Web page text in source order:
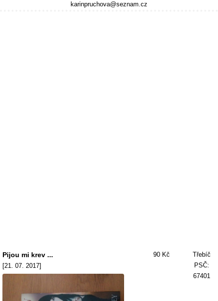
karinpruchova@seznam.cz
Pijou mi krev ...
[21. 07. 2017]
90 Kč
Třebíč
PSČ:
67401